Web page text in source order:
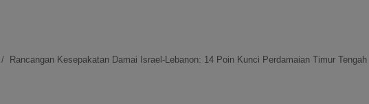
Rancangan Kesepakatan Damai Israel-Lebanon: 14 Poin Kunci Perdamaian Timur Tengah